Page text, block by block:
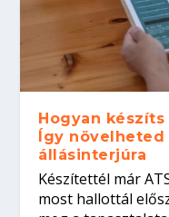
Hogyan
Így növelheted
állásinterjúra
Készítettél már
most hallottál